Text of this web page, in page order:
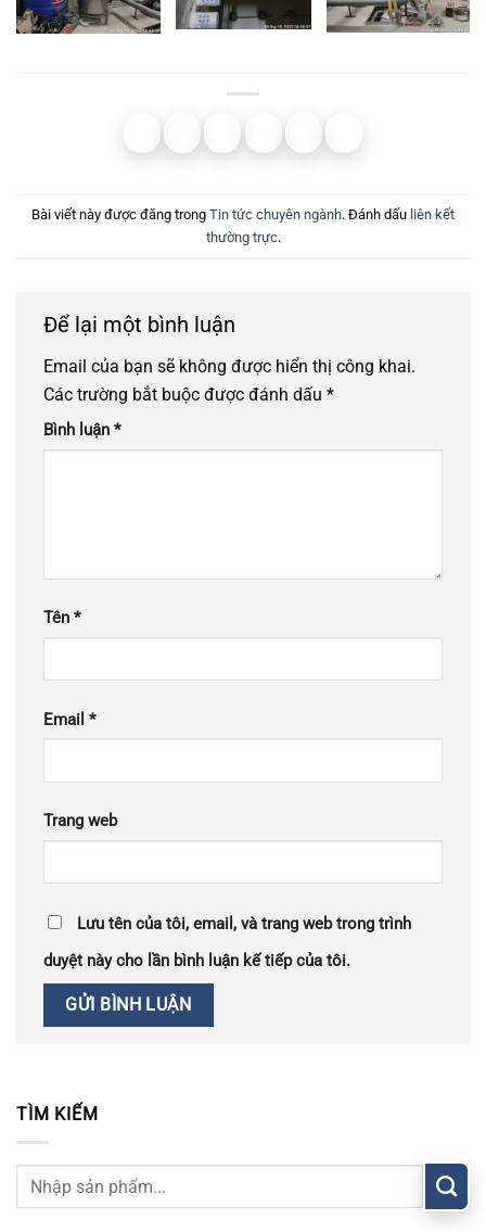
Bài viết này được đăng trong Tin tức chuyên ngành. Đánh dấu liên kết
thường trực.
Để lại một bình luận
Email của bạn sẽ không được hiển thị công khai.
Các trường bắt buộc được đánh dấu *
Bình luận *
Tên *
Email *
Trang web
Lưu tên của tôi, email, và trang web trong trình
duyệt này cho lần bình luận kế tiếp của tôi.
TÌM KIẾM